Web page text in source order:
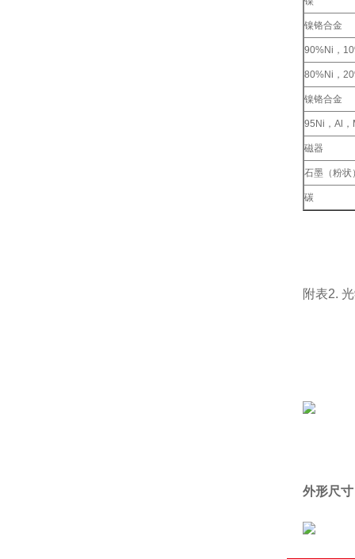
镍铬合金
90%Ni，
80%Ni，
镍铬合金
95Ni，Al，
磁器
石墨（粉状
碳
附表2.
外形尺寸